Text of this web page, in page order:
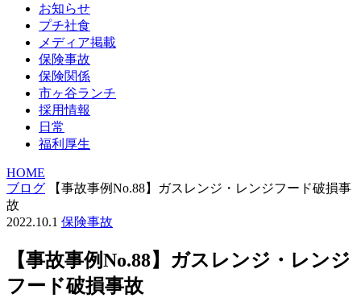
お知らせ
プチ社食
メディア掲載
保険事故
保険関係
市ヶ谷ランチ
採用情報
日常
福利厚生
HOME
ブログ
【事故事例No.88】ガスレンジ・レンジフード破損事
故
2022.10.1 保険事故
【事故事例No.88】ガスレンジ・レンジ
フード破損事故